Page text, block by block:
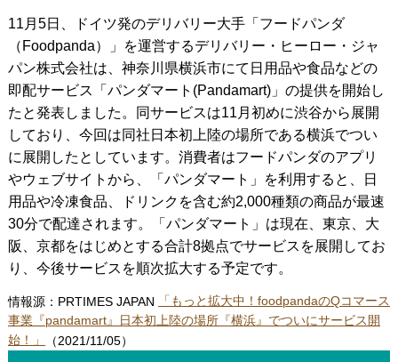
11月5日、ドイツ発のデリバリー大手「フードパンダ
（Foodpanda）」を運営するデリバリー・ヒーロー・ジャ
パン株式会社は、神奈川県横浜市にて日用品や食品などの
即配サービス「パンダマート(Pandamart)」の提供を開始し
たと発表しました。同サービスは11月初めに渋谷から展開
しており、今回は同社日本初上陸の場所である横浜でつい
に展開したとしています。消費者はフードパンダのアプリ
やウェブサイトから、「パンダマート」を利用すると、日
用品や冷凍食品、ドリンクを含む約2,000種類の商品が最速
30分で配達されます。「パンダマート」は現在、東京、大
阪、京都をはじめとする合計8拠点でサービスを展開してお
り、今後サービスを順次拡大する予定です。
情報源：PRTIMES JAPAN
「もっと拡大中！foodpandaのQコマース
事業『pandamart』日本初上陸の場所『横浜』でついにサービス開
始！」
（2021/11/05）